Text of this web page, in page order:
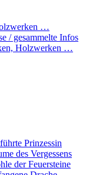
…
/ gesammelte Infos
Holzwerken …
Prinzessin
des Vergessens
der Feuersteine